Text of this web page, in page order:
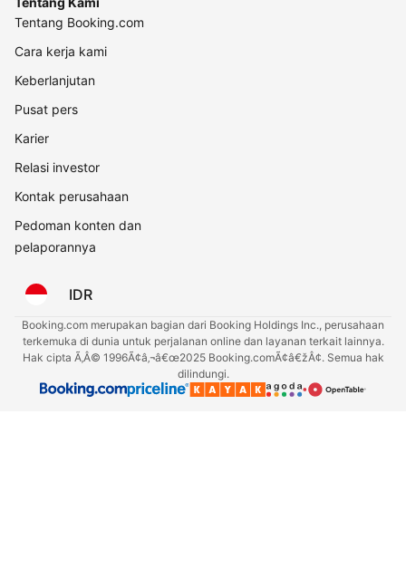
Tentang Booking.com
Cara kerja kami
Keberlanjutan
Pusat pers
Karier
Relasi investor
Kontak perusahaan
Pedoman konten dan
pelaporannya
IDR
Booking.com merupakan bagian dari Booking Holdings Inc., perusahaan
terkemuka di dunia untuk perjalanan online dan layanan terkait lainnya.
Hak cipta Ã‚Â© 1996Ã¢â‚¬â€œ2025 Booking.comÃ¢â€žÂ¢. Semua hak
dilindungi.